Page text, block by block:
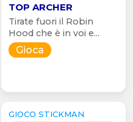
TOP ARCHER
Tirate fuori il Robin
Hood che è in voi e...
Gioca
GIOCO STICKMAN